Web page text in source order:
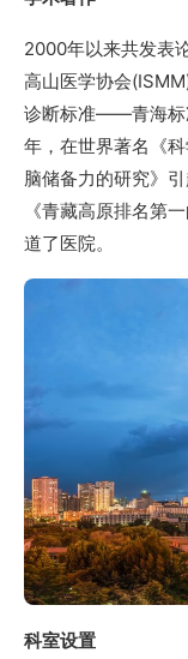
2000年以来共发表
高山医学协会
诊断标准——青海标
年，在世界著名《
脑储备力的研究》
《青藏高原排名第
道了医院。
科室设置